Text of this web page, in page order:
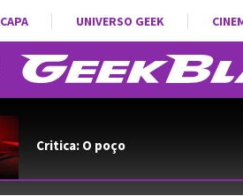
CAPA UNIVERSO GEEK
Critica: O poço